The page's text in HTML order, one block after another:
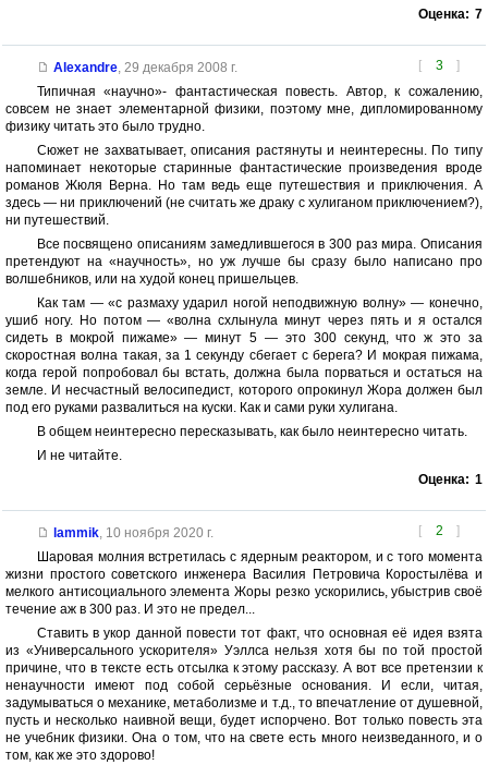
Оценка: 7
[ 3 ]
Alexandre, 29 декабря 2008 г.
Типичная «научно»- фантастическая повесть. Автор, к сожалению,
совсем не знает элементарной физики, поэтому мне, дипломированному
физику читать это было трудно.
Сюжет не захватывает, описания растянуты и неинтересны. По типу
напоминает некоторые старинные фантастические произведения вроде
романов Жюля Верна. Но там ведь еще путешествия и приключения. А
здесь — ни приключений (не считать же драку с хулиганом приключением?),
ни путешествий.
Все посвящено описаниям замедлившегося в 300 раз мира. Описания
претендуют на «научность», но уж лучше бы сразу было написано про
волшебников, или на худой конец пришельцев.
Как там — «с размаху ударил ногой неподвижную волну» — конечно,
ушиб ногу. Но потом — «волна схлынула минут через пять и я остался
сидеть в мокрой пижаме» — минут 5 — это 300 секунд, что ж это за
скоростная волна такая, за 1 секунду сбегает с берега? И мокрая пижама,
когда герой попробовал бы встать, должна была порваться и остаться на
земле. И несчастный велосипедист, которого опрокинул Жора должен был
под его руками развалиться на куски. Как и сами руки хулигана.
В общем неинтересно пересказывать, как было неинтересно читать.
И не читайте.
Оценка: 1
[ 2 ]
lammik, 10 ноября 2020 г.
Шаровая молния встретилась с ядерным реактором, и с того момента
жизни простого советского инженера Василия Петровича Коростылёва и
мелкого антисоциального элемента Жоры резко ускорились, убыстрив своё
течение аж в 300 раз. И это не предел...
Ставить в укор данной повести тот факт, что основная её идея взята
из «Универсального ускорителя» Уэллса нельзя хотя бы по той простой
причине, что в тексте есть отсылка к этому рассказу. А вот все претензии к
ненаучности имеют под собой серьёзные основания. И если, читая,
задумываться о механике, метаболизме и т.д., то впечатление от душевной,
пусть и несколько наивной вещи, будет испорчено. Вот только повесть эта
не учебник физики. Она о том, что на свете есть много неизведанного, и о
том, как же это здорово!